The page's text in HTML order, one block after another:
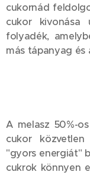
cukornád
cukor kivonása
folyadék,
más tápanyag és
A melasz 50%-
cukor
"gyors energiát"
cukrok könnyen